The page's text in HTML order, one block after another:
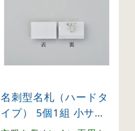
名刺型名札（ハードタ
イプ） 5個1組 小サイ